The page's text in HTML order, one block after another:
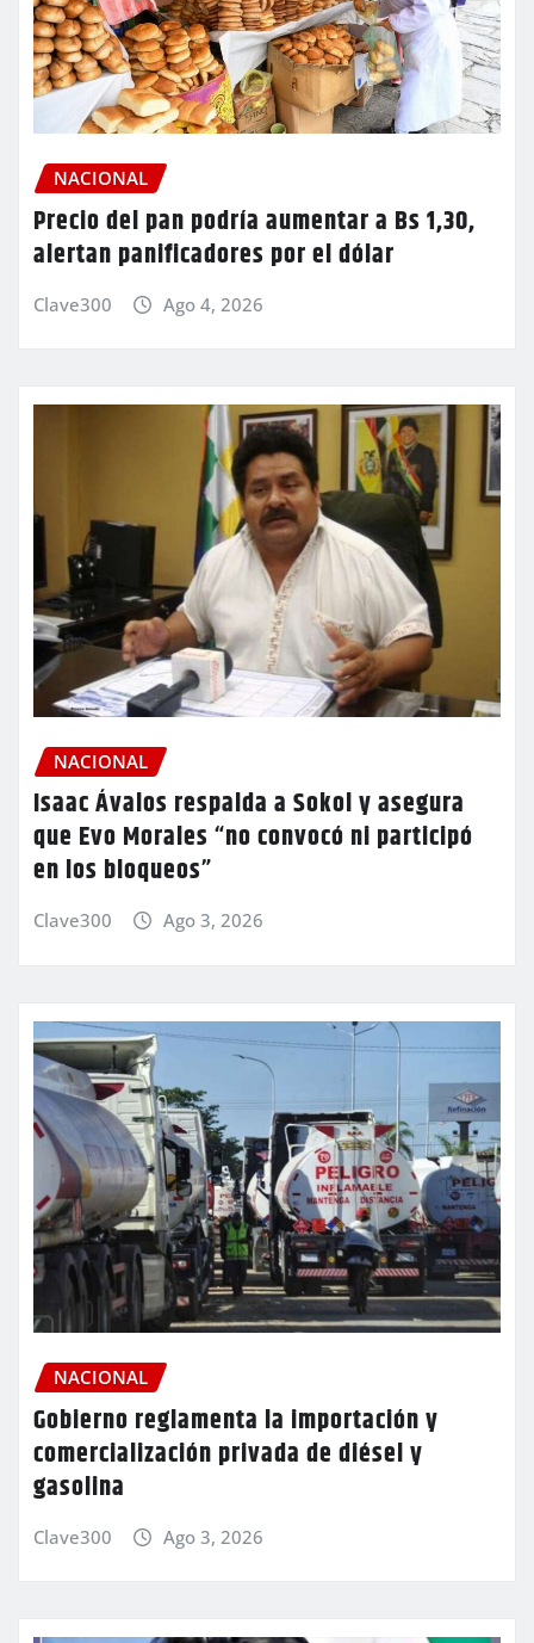
NACIONAL
Precio del pan podría aumentar a Bs 1,30,
alertan panificadores por el dólar
Clave300 Ago 4, 2026
NACIONAL
Isaac Ávalos respalda a Sokol y asegura
que Evo Morales “no convocó ni participó
en los bloqueos”
Clave300 Ago 3, 2026
NACIONAL
Gobierno reglamenta la importación y
comercialización privada de diésel y
gasolina
Clave300 Ago 3, 2026